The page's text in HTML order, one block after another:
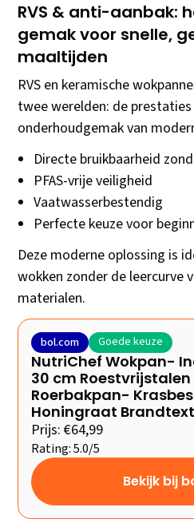
RVS & anti-aanbak:
gemak voor snelle,
maaltijden
RVS en keramische
twee werelden: de
onderhoudgemak van
Directe bruikbaarheid
PFAS-vrije veiligheid
Vaatwasserbestendig
Perfecte keuze voor
Deze moderne oplossing is
wokken zonder de leercurve
materialen.
bol.com Goede keuze
NutriChef Wokpan-
30 cm
Roerbakpan-
Honingraat
Prijs: €64,99
Rating: 5.0/5
Bekijk bij